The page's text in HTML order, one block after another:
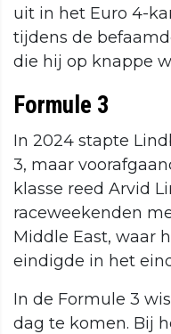
uit in het Euro 4-
tijdens de
die hij op knappe
Formule 3
In 2024 stapte
3, maar
klasse reed Arvid
raceweekenden
Middle East, waar
eindigde in het
In de Formule 3
dag te komen. Bij